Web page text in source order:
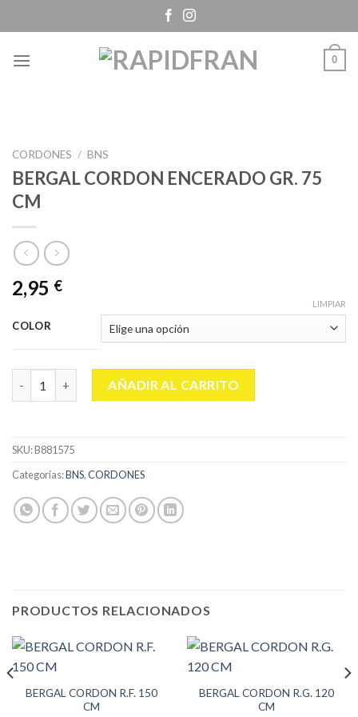
to
0
CORDONES / BNS
BERGAL CORDON ENCERADO GR. 75
CM
2,95 €
COLOR
LIMPIAR
BERGAL CORDON ENCERADO GR. 75 CM cantidad
AÑADIR AL CARRITO
SKU:B881575
Categorías:BNS,CORDONES
PRODUCTOS RELACIONADOS
BERGAL CORDON R.F. 150
CM
BERGAL CORDON R.G. 120
CM